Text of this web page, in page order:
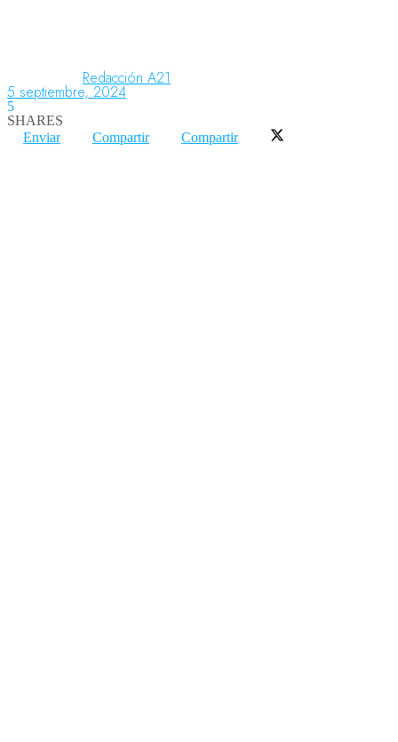
Redacción A21
5 septiembre, 2024
5
SHARES
Enviar
Compartir Compartir